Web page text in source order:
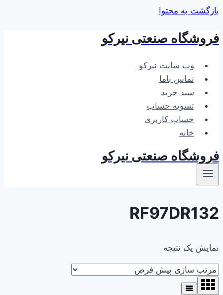
بازگشت به محتوا
فروشگاه صنعتی نیرکو
وب سایت نیرکو
تماس باما
سبد خرید
تسویه حساب
حساب کاربری
خانه
فروشگاه صنعتی نیرکو
RF97DR132
نمایش یک نتیجه